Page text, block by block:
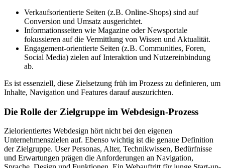
Verkaufsorientierte Seiten (z.B. Online-Shops) sind auf
Conversion und Umsatz ausgerichtet.
Informationsseiten wie Magazine oder Newsportale
fokussieren auf die Vermittlung von Wissen und Aktualität.
Engagement-orientierte Seiten (z.B. Communities, Foren,
Social Media) zielen auf Interaktion und Nutzereinbindung
ab.
Es ist essenziell, diese Zielsetzung früh im Prozess zu definieren, um
Inhalte, Navigation und Features darauf auszurichten.
Die Rolle der Zielgruppe im Webdesign-Prozess
Zielorientiertes Webdesign hört nicht bei den eigenen
Unternehmenszielen auf. Ebenso wichtig ist die genaue Definition
der Zielgruppe. User Personas, Alter, Technikwissen, Bedürfnisse
und Erwartungen prägen die Anforderungen an Navigation,